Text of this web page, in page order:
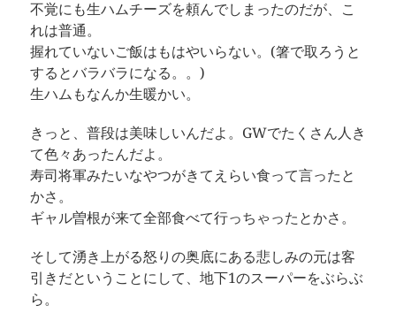
不覚にも生ハムチーズを頼んでしまったのだが、こ
れは普通。
握れていないご飯はもはやいらない。(箸で取ろうと
するとバラバラになる。。)
生ハムもなんか生暖かい。
きっと、普段は美味しいんだよ。GWでたくさん人き
て色々あったんだよ。
寿司将軍みたいなやつがきてえらい食って言ったと
かさ。
ギャル曽根が来て全部食べて行っちゃったとかさ。
そして湧き上がる怒りの奥底にある悲しみの元は客
引きだということにして、地下1のスーパーをぶらぶ
ら。